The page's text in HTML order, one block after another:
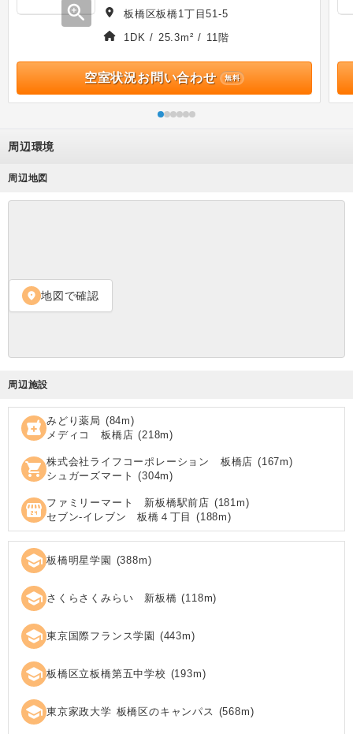
zoom_in
板橋区板橋1丁目51-5
1DK / 25.3m² / 11階
空室状況お問い合わせ 無料
周辺環境
周辺地図
location_on 地図で確認
周辺施設
local_pharmacy みどり薬局 (84m)
メディコ 板橋店 (218m)
shopping_cart 株式会社ライフコーポレーション 板橋店 (167m)
シュガーズマート (304m)
local_convenience_store ファミリーマート 新板橋駅前店 (181m)
セブン‐イレブン 板橋４丁目
(188m)
school 板橋明星学園 (388m)
school さくらさくみらい 新板橋 (118m)
school 東京国際フランス学園 (443m)
school 板橋区立板橋第五中学校 (193m)
school 東京家政大学 板橋区のキャンパス (568m)